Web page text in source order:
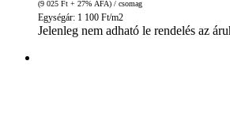
(9 025 Ft + 27% ÁFA) / csomag
Egységár: 1 100 Ft/m2
Jelenleg nem adható le rendelés az